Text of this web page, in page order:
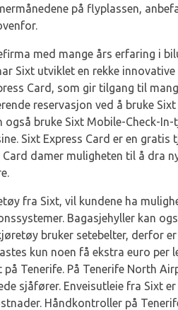
på flyplassen,
med mange års erfaring i
Sixt utviklet en rekke
Card, som gir tilgang til
reservasjon ved å bruke
også bruke Sixt Mobile-Check-
Sixt Express Card er en
Card damer muligheten til å dra
fra Sixt, vil kundene ha
Bagasjehyller kan
bruker setebelter, derfor
kun noen få ekstra euro
på Tenerife. På Tenerife North
sjåfører. Enveisutleie fra Sixt
Håndkontroller på